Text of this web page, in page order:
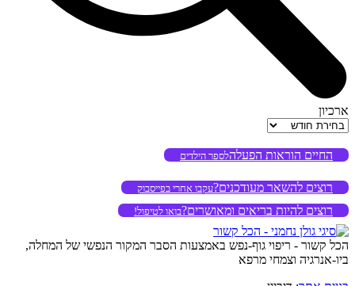
ארכיון
ארכיון
החיים הוראות הפעלהלספר הילדים
רוצים להשאר מעודכנים?עקבו אחרי בפייסבוק
רוצים להיות בריאים ומאושרים?בואו לטיפול!
הכל קשור - ריפוי גוף-נפש באמצעות הסבר המקור הנפשי של המחלה,
ביו-אנרגיה וצמחי מרפא